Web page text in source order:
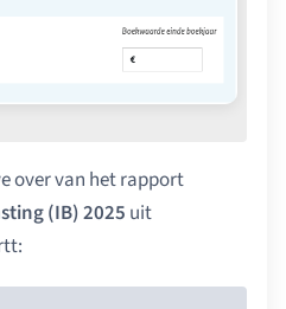
over van het rapport
(IB) 2025 uit